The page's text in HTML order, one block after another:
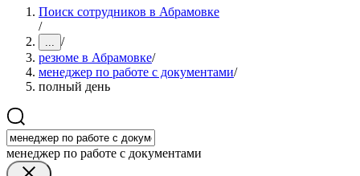
Поиск сотрудников в Абрамовке
/
... /
резюме в Абрамовке/
менеджер по работе с документами/
полный день
менеджер по работе с документами